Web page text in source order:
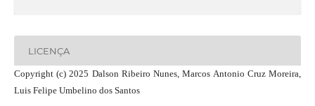
LICENÇA
Copyright (c) 2025 Dalson Ribeiro Nunes, Marcos Antonio Cruz Moreira,
Luis Felipe Umbelino dos Santos